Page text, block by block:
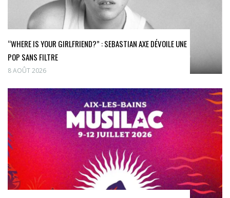
“WHERE IS YOUR GIRLFRIEND?” : SEBASTIAN AXE DÉVOILE UNE
POP SANS FILTRE
8 AOÛT 2026